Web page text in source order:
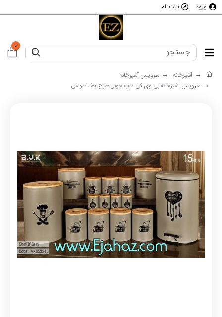
ورود ثبت نام
0
آشپزخانه
سرویس آشپزخانه
سرویس آشپزخانه بی وی کی درب چوبی طرح چف طوسی